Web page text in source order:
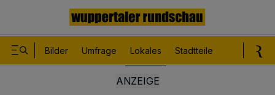
Bilder Umfrage Lokales Stadtteile